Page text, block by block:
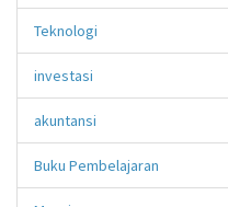
Teknologi
investasi
akuntansi
Buku Pembelajaran